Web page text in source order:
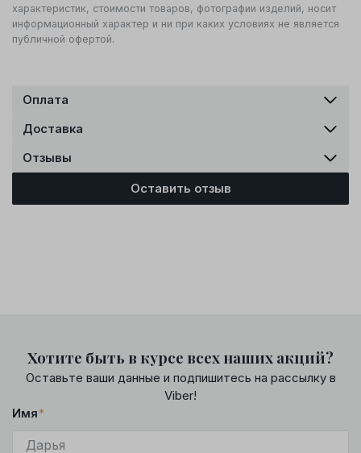
характеристик, стоимости товаров, фотографии изделий, носит
информационный характер и ни при каких условиях не является
публичной офертой.
Оплата
Доставка
Отзывы
Оставить отзыв
Хотите быть в курсе всех наших акций?
Оставьте ваши данные и подпишитесь на рассылку в
Viber!
Имя*